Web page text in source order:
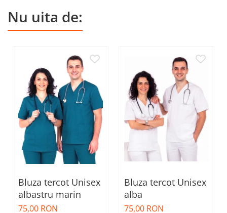
Nu uita de:
Bluza tercot Unisex
albastru marin
75,00 RON
Bluza tercot Unisex
alba
75,00 RON